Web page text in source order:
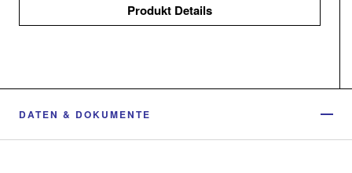
Produkt Details
DATEN & DOKUMENTE